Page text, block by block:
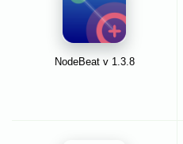
NodeBeat v 1.3.8